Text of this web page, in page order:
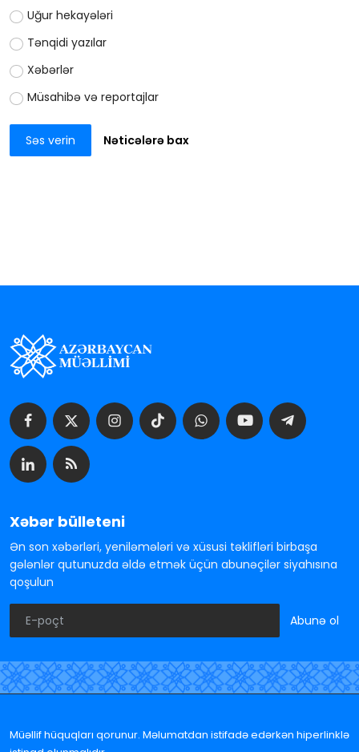
Uğur hekayələri
Tənqidi yazılar
Xəbərlər
Müsahibə və reportajlar
Səs verin Nəticələrə bax
Xəbər bülleteni
Ən son xəbərləri, yeniləmələri və xüsusi təklifləri birbaşa
gələnlər qutunuzda əldə etmək üçün abunəçilər siyahısına
qoşulun
Abunə ol
Müəllif hüquqları qorunur. Məlumatdan istifadə edərkən hiperlinklə